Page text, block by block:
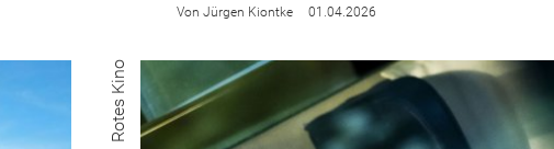
Jürgen Kiontke 01.04.2026
Rotes Kino